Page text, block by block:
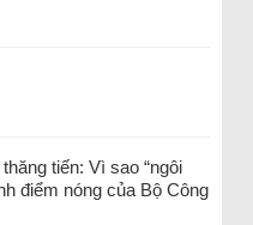
tiến: Vì sao “ngôi
điểm nóng của Bộ Công